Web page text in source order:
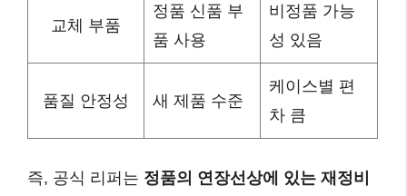
교체 부품
정품 신품 부
품 사용
비정품 가능
성 있음
품질 안정성 새 제품 수준
케이스별 편
차 큼
즉, 공식 리퍼는 정품의 연장선상에 있는 재정비